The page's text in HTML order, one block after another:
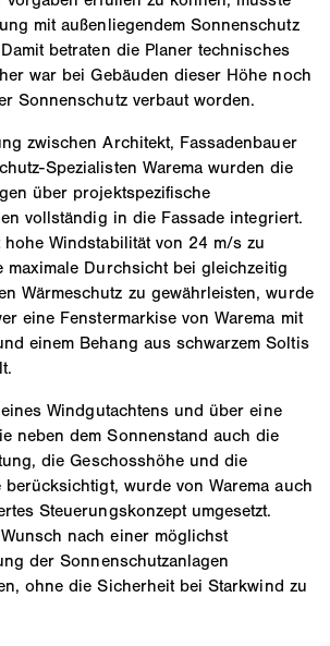
mit außenliegendem Sonnenschutz
betraten die Planer technisches
war bei Gebäuden dieser Höhe noch
Sonnenschutz verbaut worden.
zwischen Architekt, Fassadenbauer
Spezialisten Warema wurden die
über projektspezifische
vollständig in die Fassade integriert.
Windstabilität von 24 m/s zu
maximale Durchsicht bei gleichzeitig
Wärmeschutz zu gewährleisten, wurde
eine Fenstermarkise von Warema mit
einem Behang aus schwarzem Soltis
Windgutachtens und über eine
neben dem Sonnenstand auch die
die Geschosshöhe und die
berücksichtigt, wurde von Warema auch
Steuerungskonzept umgesetzt.
nach einer möglichst
der Sonnenschutzanlagen
ohne die Sicherheit bei Starkwind zu